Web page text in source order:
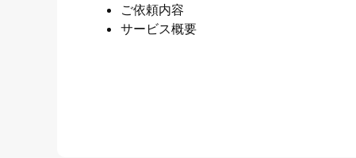
ご依頼内容
サービス概要